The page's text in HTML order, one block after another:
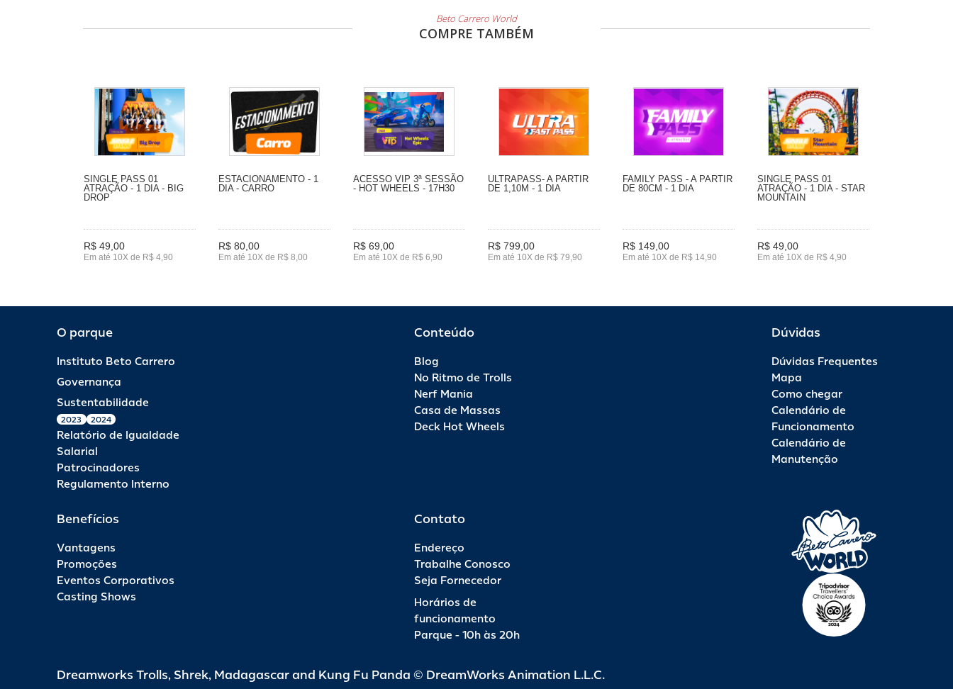
Beto Carrero World
COMPRE TAMBÉM
SINGLE PASS 01
ATRAÇÃO - 1 DIA - BIG
DROP
R$ 49,00
Em até 10X de R$ 4,90
ESTACIONAMENTO - 1
DIA - CARRO
R$ 80,00
Em até 10X de R$ 8,00
ACESSO VIP 3ª SESSÃO
- HOT WHEELS - 17H30
R$ 69,00
Em até 10X de R$ 6,90
ULTRAPASS- A PARTIR
DE 1,10M - 1 DIA
R$ 799,00
Em até 10X de R$ 79,90
FAMILY PASS - A PARTIR
DE 80CM - 1 DIA
R$ 149,00
Em até 10X de R$ 14,90
SINGLE PASS 01
ATRAÇÃO - 1 DIA - STAR
MOUNTAIN
R$ 49,00
Em até 10X de R$ 4,90
O parque
Instituto Beto Carrero
Governança
Sustentabilidade
2023 2024
Relatório de Igualdade
Salarial
Patrocinadores
Regulamento Interno
Conteúdo
Blog
No Ritmo de Trolls
Nerf Mania
Casa de Massas
Deck Hot Wheels
Dúvidas
Dúvidas Frequentes
Mapa
Como chegar
Calendário de
Funcionamento
Calendário de
Manutenção
Benefícios
Vantagens
Promoções
Eventos Corporativos
Casting Shows
Contato
Endereço
Trabalhe Conosco
Seja Fornecedor
Horários de
funcionamento
Parque - 10h às 20h
Dreamworks Trolls, Shrek, Madagascar and Kung Fu Panda © DreamWorks Animation L.L.C.